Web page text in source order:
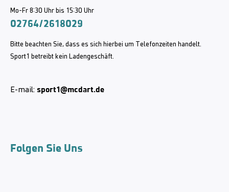
Mo-Fr 8:30 Uhr bis 15:30 Uhr
02764/2618029
Bitte beachten Sie, dass es sich hierbei um Telefonzeiten handelt.
Sport1 betreibt kein Ladengeschäft.
E-mail: sport1@mcdart.de
Folgen Sie Uns